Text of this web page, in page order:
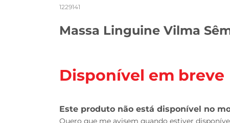
1229141
Massa Linguine Vilma
Disponível em breve